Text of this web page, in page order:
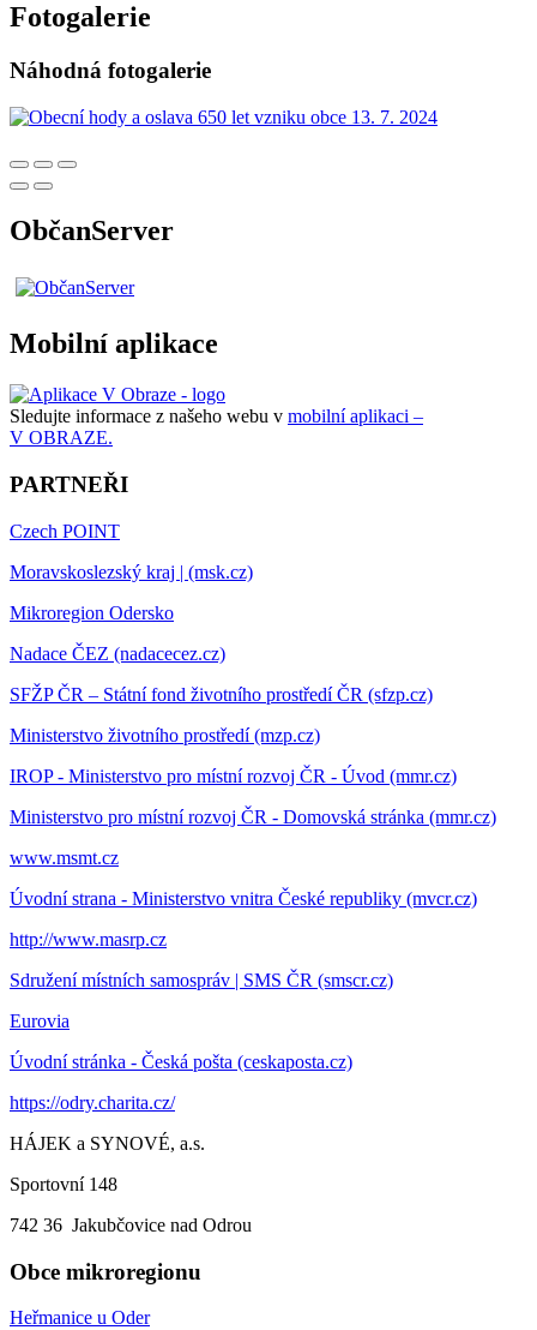
Fotogalerie
Náhodná fotogalerie
ObčanServer
Mobilní aplikace
Sledujte informace z našeho webu v mobilní aplikaci –
V OBRAZE.
PARTNEŘI
Czech POINT
Moravskoslezský kraj | (msk.cz)
Mikroregion Odersko
Nadace ČEZ (nadacecez.cz)
SFŽP ČR – Státní fond životního prostředí ČR (sfzp.cz)
Ministerstvo životního prostředí (mzp.cz)
IROP - Ministerstvo pro místní rozvoj ČR - Úvod (mmr.cz)
Ministerstvo pro místní rozvoj ČR - Domovská stránka (mmr.cz)
www.msmt.cz
Úvodní strana - Ministerstvo vnitra České republiky (mvcr.cz)
http://www.masrp.cz
Sdružení místních samospráv | SMS ČR (smscr.cz)
Eurovia
Úvodní stránka - Česká pošta (ceskaposta.cz)
https://odry.charita.cz/
HÁJEK a SYNOVÉ, a.s.
Sportovní 148
742 36 Jakubčovice nad Odrou
Obce mikroregionu
Heřmanice u Oder